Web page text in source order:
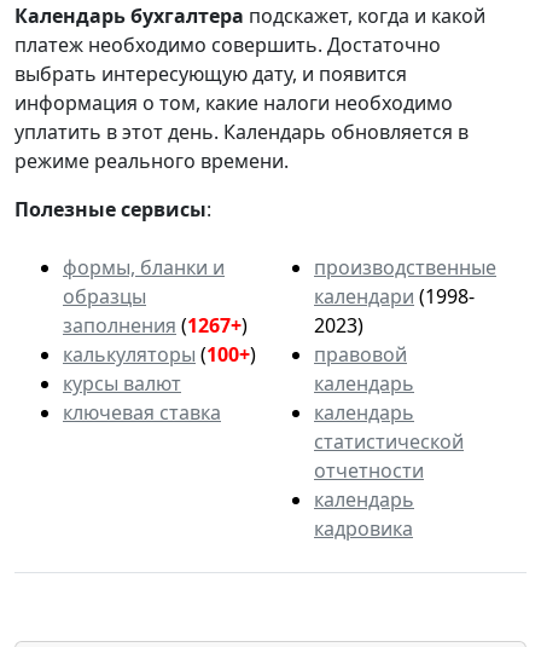
Календарьбухгалтера подскажет, когда и какой
платеж необходимо совершить. Достаточно
выбрать интересующую дату, и появится
информация о том, какие налоги необходимо
уплатить в этот день. Календарь обновляется в
режиме реального времени.
Полезные сервисы:
формы, бланки и
образцы
заполнения (1267+)
калькуляторы (100+)
курсы валют
ключевая ставка
производственные
календари (1998-
2023)
правовой
календарь
календарь
статистической
отчетности
календарь
кадровика